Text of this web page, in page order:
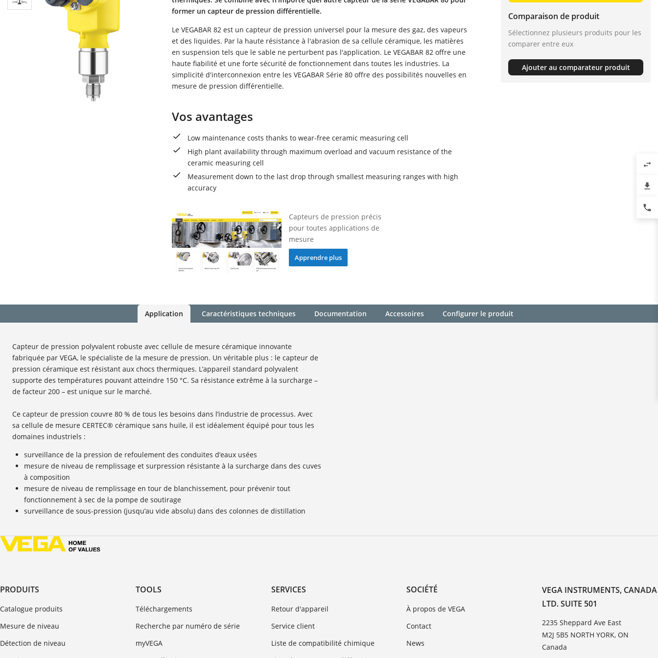
former un capteur de pression différentielle.
Le VEGABAR 82 est un capteur de pression universel pour la mesure des gaz, des vapeurs
et des liquides. Par la haute résistance à l'abrasion de sa cellule céramique, les matières
en suspension tels que le sable ne perturbent pas l'application. Le VEGABAR 82 offre une
haute fiabilité et une forte sécurité de fonctionnement dans toutes les industries. La
simplicité d'interconnexion entre les VEGABAR Série 80 offre des possibilités nouvelles en
mesure de pression différentielle.
Vos avantages
Low maintenance costs thanks to wear-free ceramic measuring cell
High plant availability through maximum overload and vacuum resistance of the
ceramic measuring cell
Measurement down to the last drop through smallest measuring ranges with high
accuracy
Capteurs de pression précis
pour toutes applications de
mesure
Apprendre plus
Comparaison de produit
Sélectionnez plusieurs produits pour les
comparer entre eux
Ajouter au comparateur produit
Application Caractéristiques techniques Documentation Accessoires Configurer le produit
Capteur de pression polyvalent robuste avec cellule de mesure céramique innovante
fabriquée par VEGA, le spécialiste de la mesure de pression. Un véritable plus : le capteur de
pression céramique est résistant aux chocs thermiques. L’appareil standard polyvalent
supporte des températures pouvant atteindre 150 °C. Sa résistance extrême à la surcharge –
de facteur 200 – est unique sur le marché.
Ce capteur de pression couvre 80 % de tous les besoins dans l’industrie de processus. Avec
sa cellule de mesure CERTEC® céramique sans huile, il est idéalement équipé pour tous les
domaines industriels :
surveillance de la pression de refoulement des conduites d’eaux usées
mesure de niveau de remplissage et surpression résistante à la surcharge dans des cuves
à composition
mesure de niveau de remplissage en tour de blanchissement, pour prévenir tout
fonctionnement à sec de la pompe de soutirage
surveillance de sous-pression (jusqu’au vide absolu) dans des colonnes de distillation
PRODUITS
Catalogue produits
Mesure de niveau
Détection de niveau
TOOLS
Téléchargements
Recherche par numéro de série
myVEGA
SERVICES
Retour d'appareil
Service client
Liste de compatibilité chimique
SOCIÉTÉ
À propos de VEGA
Contact
News
VEGA INSTRUMENTS, CANADA
LTD. SUITE 501
2235 Sheppard Ave East
M2J 5B5 NORTH YORK, ON
Canada
swap_horiz
file_download
phone